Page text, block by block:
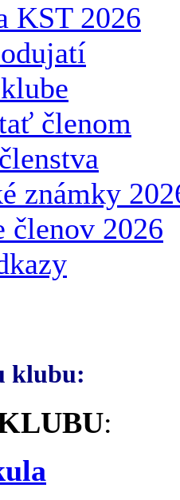
KST 2026
členom
známky
členov 2026
klubu:
: